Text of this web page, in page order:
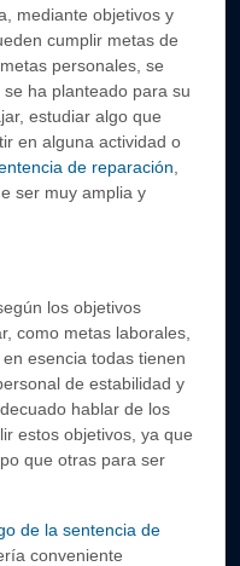
mediante objetivos y
cumplir metas de
personales, se
ha planteado para su
estudiar algo que
en alguna actividad o
de reparación
ser muy amplia y
los objetivos
como metas laborales,
esencia todas tienen
de estabilidad y
hablar de los
estos objetivos, ya que
que otras para ser
de la sentencia de
conveniente